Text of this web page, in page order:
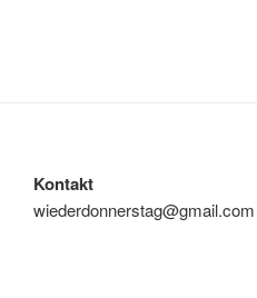
Kontakt
wiederdonnerstag@gmail.com